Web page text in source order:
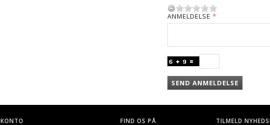
ANMELDELSE
SEND ANMELDELSE
KONTO FIND OS PÅ
TILMELD